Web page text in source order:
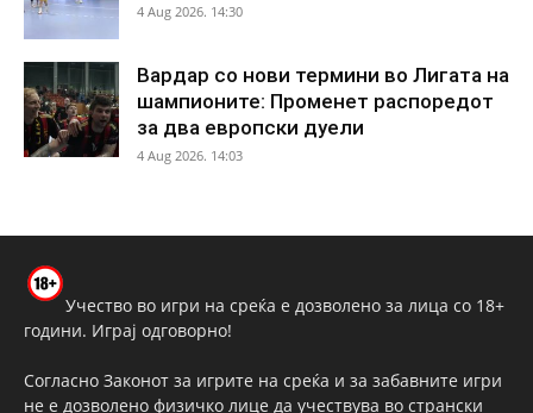
4 Aug 2026. 14:30
Вардар со нови термини во Лигата на
шампионите: Променет распоредот
за два европски дуели
4 Aug 2026. 14:03
Учество во игри на среќа е дозволено за лица со 18+
години. Играј одговорно!
Согласно Законот за игрите на среќа и за забавните игри
не е дозволено физичко лице да учествува во странски